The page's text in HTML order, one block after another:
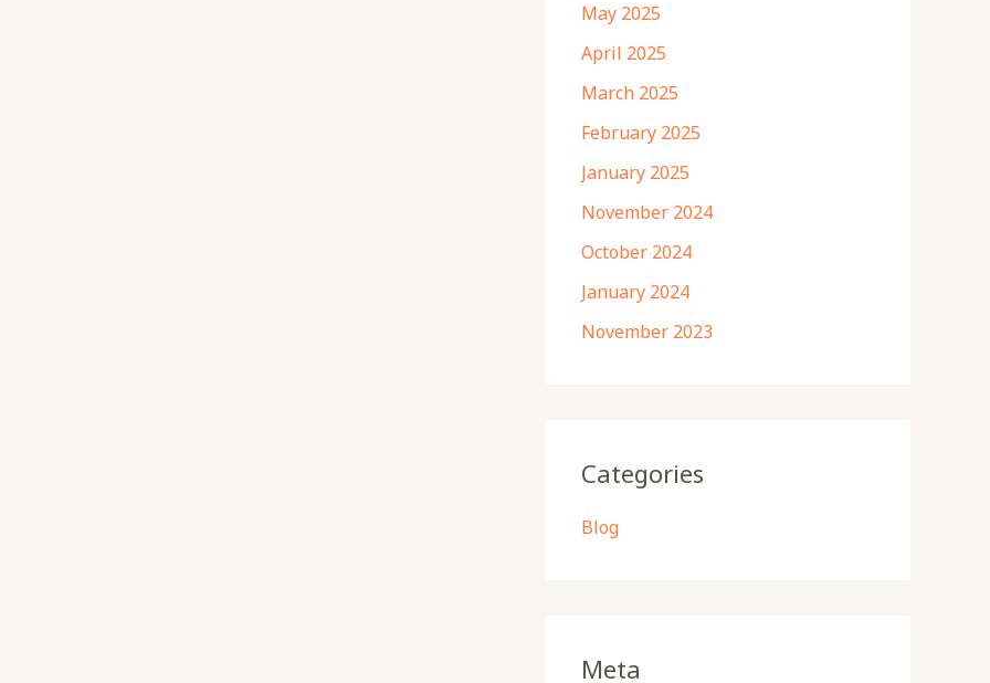
May 2025
April 2025
March 2025
February 2025
January 2025
November 2024
October 2024
January 2024
November 2023
Categories
Blog
Meta